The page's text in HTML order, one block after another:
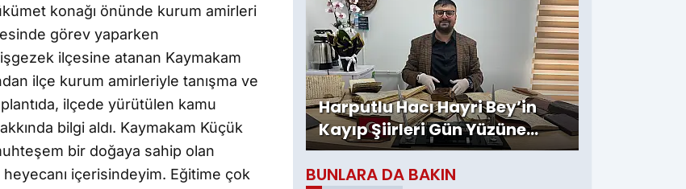
konağı önünde kurum amirleri
görev yaparken
ilçesine atanan Kaymakam
ilçe kurum amirleriyle tanışma ve
ilçede yürütülen kamu
bilgi aldı. Kaymakam Küçük
bir doğaya sahip olan
içerisindeyim. Eğitime çok
Harputlu Hacı Hayri Bey’in
Kayıp Şiirleri Gün Yüzüne
Çıktı
BUNLARA DA BAKIN